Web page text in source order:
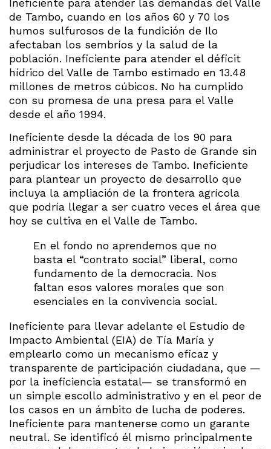
Ineficiente para atender las demandas del Valle
de Tambo, cuando en los años 60 y 70 los
humos sulfurosos de la fundición de Ilo
afectaban los sembríos y la salud de la
población. Ineficiente para atender el déficit
hídrico del Valle de Tambo estimado en 13.48
millones de metros cúbicos. No ha cumplido
con su promesa de una presa para el Valle
desde el año 1994.
Ineficiente desde la década de los 90 para
administrar el proyecto de Pasto de Grande sin
perjudicar los intereses de Tambo. Ineficiente
para plantear un proyecto de desarrollo que
incluya la ampliación de la frontera agrícola
que podría llegar a ser cuatro veces el área que
hoy se cultiva en el Valle de Tambo.
En el fondo no aprendemos que no
basta el “contrato social” liberal, como
fundamento de la democracia. Nos
faltan esos valores morales que son
esenciales en la convivencia social.
Ineficiente para llevar adelante el Estudio de
Impacto Ambiental (EIA) de Tía María y
emplearlo como un mecanismo eficaz y
transparente de participación ciudadana, que —
por la ineficiencia estatal— se transformó en
un simple escollo administrativo y en el peor de
los casos en un ámbito de lucha de poderes.
Ineficiente para mantenerse como un garante
neutral. Se identificó él mismo principalmente